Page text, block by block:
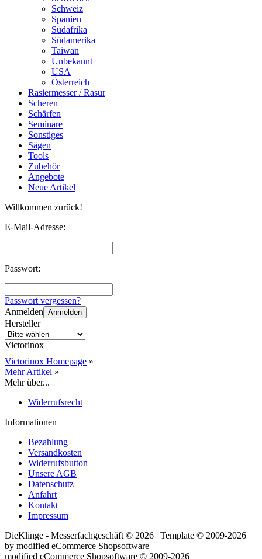
Schweiz
Spanien
Südafrika
Südamerika
Taiwan
Unbekannt
USA
Österreich
Rasiermesser / Rasur
Scheren
Schärfen
Seminare
Sonstiges
Sägen
Tools
Zubehör
Angebote
Neue Artikel
Willkommen zurück!
E-Mail-Adresse:
Passwort:
Passwort vergessen?
Anmelden Anmelden
Hersteller
Victorinox
Victorinox Homepage »
Mehr Artikel »
Mehr über...
Widerrufsrecht
Informationen
Bezahlung
Versandkosten
Widerrufsbutton
Unsere AGB
Datenschutz
Anfahrt
Kontakt
Impressum
DieKlinge - Messerfachgeschäft © 2026 | Template © 2009-2026
by modified eCommerce Shopsoftware
modified eCommerce Shopsoftware © 2009-2026